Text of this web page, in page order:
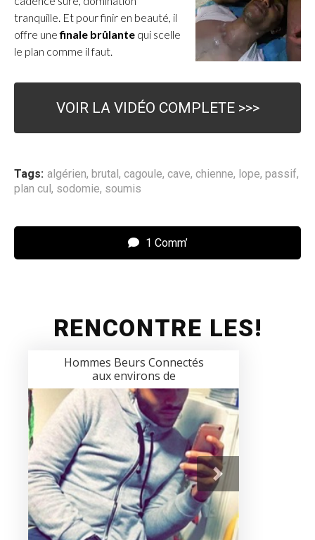
tranquille. Et pour finir en beauté, il
offre unefinale brûlante qui scelle
le plan comme il faut.
VOIR LA VIDÉO COMPLETE >>>
Tags: algérien, brutal, cagoule, cave, chienne, lope, passif,
plan cul, sodomie, soumis
1 Comm’
RENCONTRE LES!